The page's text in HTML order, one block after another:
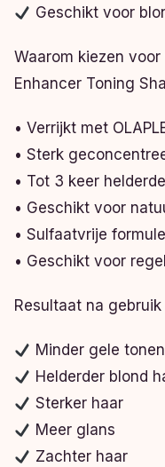
Geschikt voor
Waarom kiezen voor
Enhancer Toning
• Verrijkt met
• Sterk
• Tot 3 keer
• Geschikt voor
• Sulfaatvrije formule
• Geschikt voor
Resultaat na gebruik
Minder gele tonen
Helderder blond
Sterker haar
Meer glans
Zachter haar